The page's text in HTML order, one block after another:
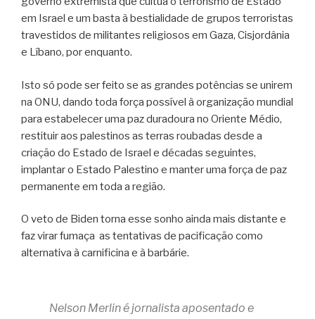
em Israel e um basta à bestialidade de grupos terroristas
travestidos de militantes religiosos em Gaza, Cisjordânia
e Líbano, por enquanto.
Isto só pode ser feito se as grandes potências se unirem
na ONU, dando toda força possível à organização mundial
para estabelecer uma paz duradoura no Oriente Médio,
restituir aos palestinos as terras roubadas desde a
criação do Estado de Israel e décadas seguintes,
implantar o Estado Palestino e manter uma força de paz
permanente em toda a região.
O veto de Biden torna esse sonho ainda mais distante e
faz virar fumaça as tentativas de pacificação como
alternativa à carnificina e à barbárie.
Nelson Merlin é jornalista aposentado e